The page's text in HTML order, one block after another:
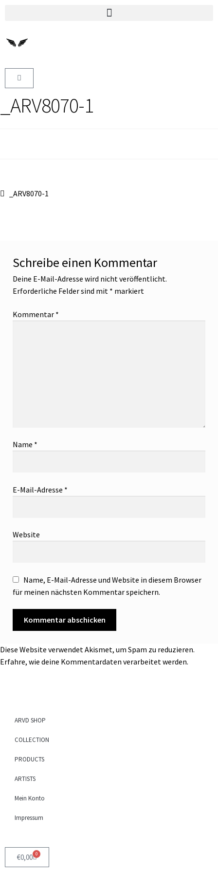
_ARV8070-1
_ARV8070-1
Schreibe einen Kommentar
Deine E-Mail-Adresse wird nicht veröffentlicht.
Erforderliche Felder sind mit * markiert
Kommentar *
Name *
E-Mail-Adresse *
Website
Name, E-Mail-Adresse und Website in diesem Browser
für meinen nächsten Kommentar speichern.
Diese Website verwendet Akismet, um Spam zu reduzieren.
Erfahre, wie deine Kommentardaten verarbeitet werden.
ARVD SHOP
COLLECTION
PRODUCTS
ARTISTS
Mein Konto
Impressum
€0,00 0